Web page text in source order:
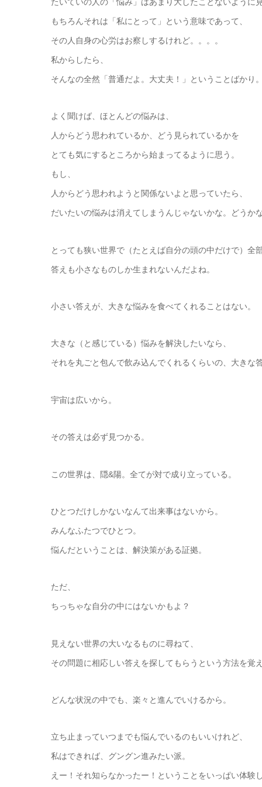
もちろんそれは「私にとって」という意味であって、
その人自身の心労はお察しするけれど。。。。
私からしたら、
そんなの全然「普通だよ。大丈夫！」ということばかり。
よく聞けば、ほとんどの悩みは、
人からどう思われているか、どう見られているかを
とても気にするところから始まってるように思う。
もし、
人からどう思われようと関係ないよと思っていたら、
だいたいの悩みは消えてしまうんじゃないかな。どうか
とっても狭い世界で（たとえば自分の頭の中だけで）全
答えも小さなものしか生まれないんだよね。
小さい答えが、大きな悩みを食べてくれることはない。
大きな（と感じている）悩みを解決したいなら、
それを丸ごと包んで飲み込んでくれるくらいの、大きな
宇宙は広いから。
その答えは必ず見つかる。
この世界は、隠&陽。全てが対で成り立っている。
ひとつだけしかないなんて出来事はないから。
みんなふたつでひとつ。
悩んだということは、解決策がある証拠。
ただ、
ちっちゃな自分の中にはないかもよ？
見えない世界の大いなるものに尋ねて、
その問題に相応しい答えを探してもらうという方法を覚
どんな状況の中でも、楽々と進んでいけるから。
立ち止まっていつまでも悩んでいるのもいいけれど、
私はできれば、グングン進みたい派。
えー！それ知らなかったー！ということをいっぱい体験